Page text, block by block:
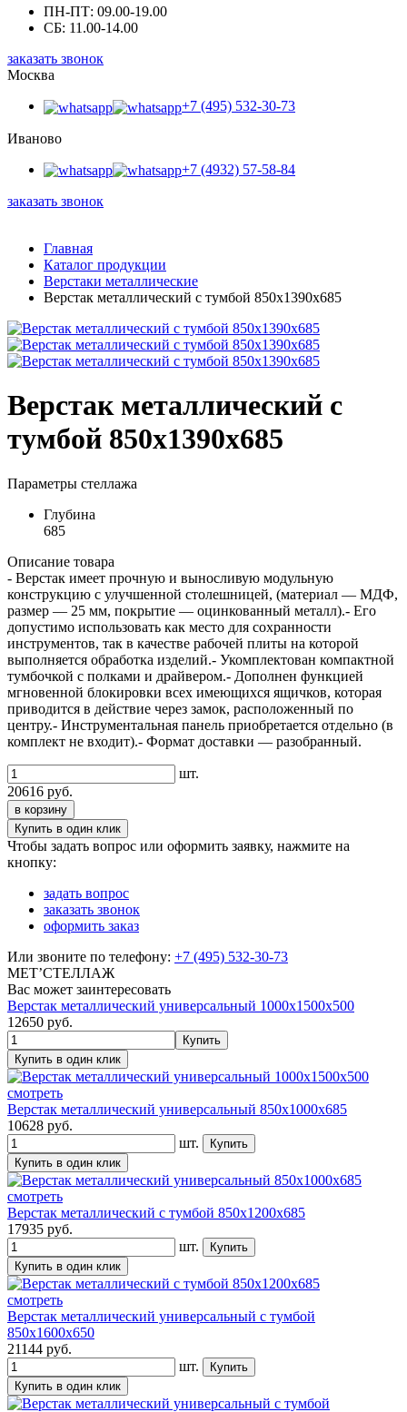
ПН-ПТ: 09.00-19.00
СБ: 11.00-14.00
заказать звонок
Москва
+7 (495) 532-30-73
Иваново
+7 (4932) 57-58-84
заказать звонок
Главная
Каталог продукции
Верстаки металлические
Верстак металлический с тумбой 850х1390х685
Верстак металлический с
тумбой 850х1390х685
Параметры стеллажа
Глубина
685
Описание товара
- Верстак имеет прочную и выносливую модульную
конструкцию с улучшенной столешницей, (материал — МДФ,
размер — 25 мм, покрытие — оцинкованный металл).- Его
допустимо использовать как место для сохранности
инструментов, так в качестве рабочей плиты на которой
выполняется обработка изделий.- Укомплектован компактной
тумбочкой с полками и драйвером.- Дополнен функцией
мгновенной блокировки всех имеющихся ящичков, которая
приводится в действие через замок, расположенный по
центру.- Инструментальная панель приобретается отдельно (в
комплект не входит).- Формат доставки — разобранный.
шт.
20616 руб.
в корзину
Чтобы задать вопрос или оформить заявку, нажмите на
кнопку:
задать вопрос
заказать звонок
оформить заказ
Или звоните по телефону: +7 (495) 532-30-73
МЕТ’СТЕЛЛАЖ
Вас может заинтересовать
Верстак металлический универсальный 1000х1500х500
12650 руб.
смотреть
Верстак металлический универсальный 850х1000х685
10628 руб.
шт.
смотреть
Верстак металлический с тумбой 850х1200х685
17935 руб.
шт.
смотреть
Верстак металлический универсальный с тумбой
850х1600х650
21144 руб.
шт.